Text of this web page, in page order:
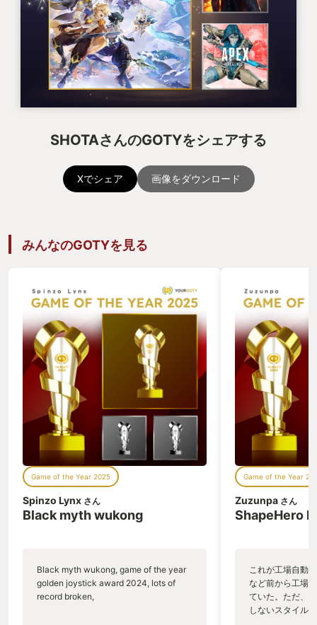
SHOTAさんのGOTYをシェアする
Xでシェア 画像をダウンロード
みんなのGOTYを見る
Game of the Year 2025
Spinzo Lynx さん
Black myth wukong
Black myth wukong, game of the year
golden joystick award 2024, lots of
record broken,
Game of the Year
Zuzunpa さん
ShapeHero
これが工場自動
など前から工場
ていた。ただ、
しないスタイル